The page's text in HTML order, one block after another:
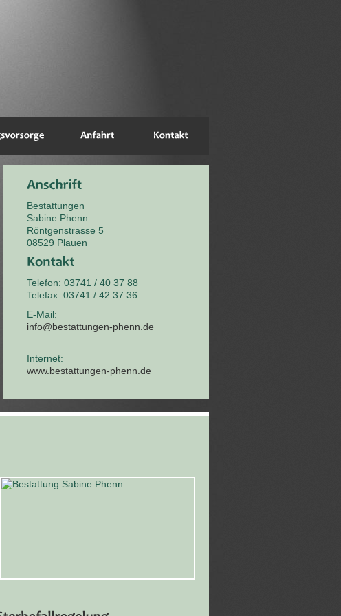
Bestattungen
Sabine Phenn
Röntgenstrasse 5
08529 Plauen
Telefon: 03741 / 40 37 88
Telefax: 03741 / 42 37 36
E-Mail:
info@bestattungen-phenn.de
Internet:
www.bestattungen-phenn.de